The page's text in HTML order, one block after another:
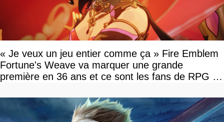
« Je veux un jeu entier comme ça » Fire Emblem
Fortune's Weave va marquer une grande
première en 36 ans et ce sont les fans de RPG en